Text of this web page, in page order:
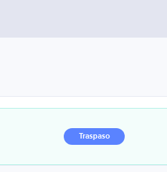
Traspaso